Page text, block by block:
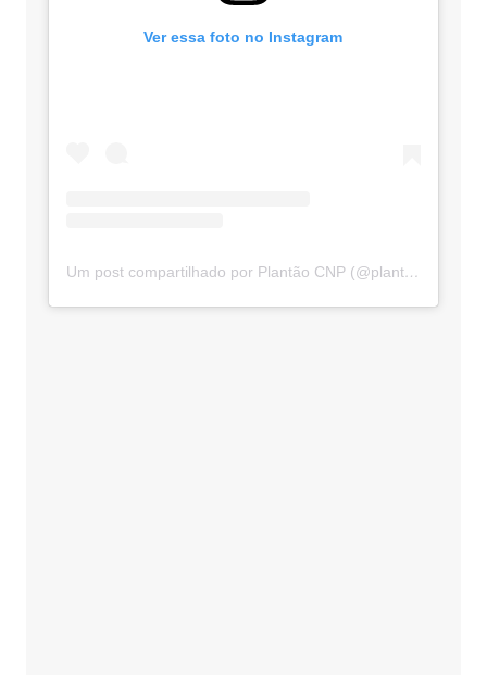
Ver essa foto no Instagram
Um post compartilhado por Plantão CNP (@plantaocnp)